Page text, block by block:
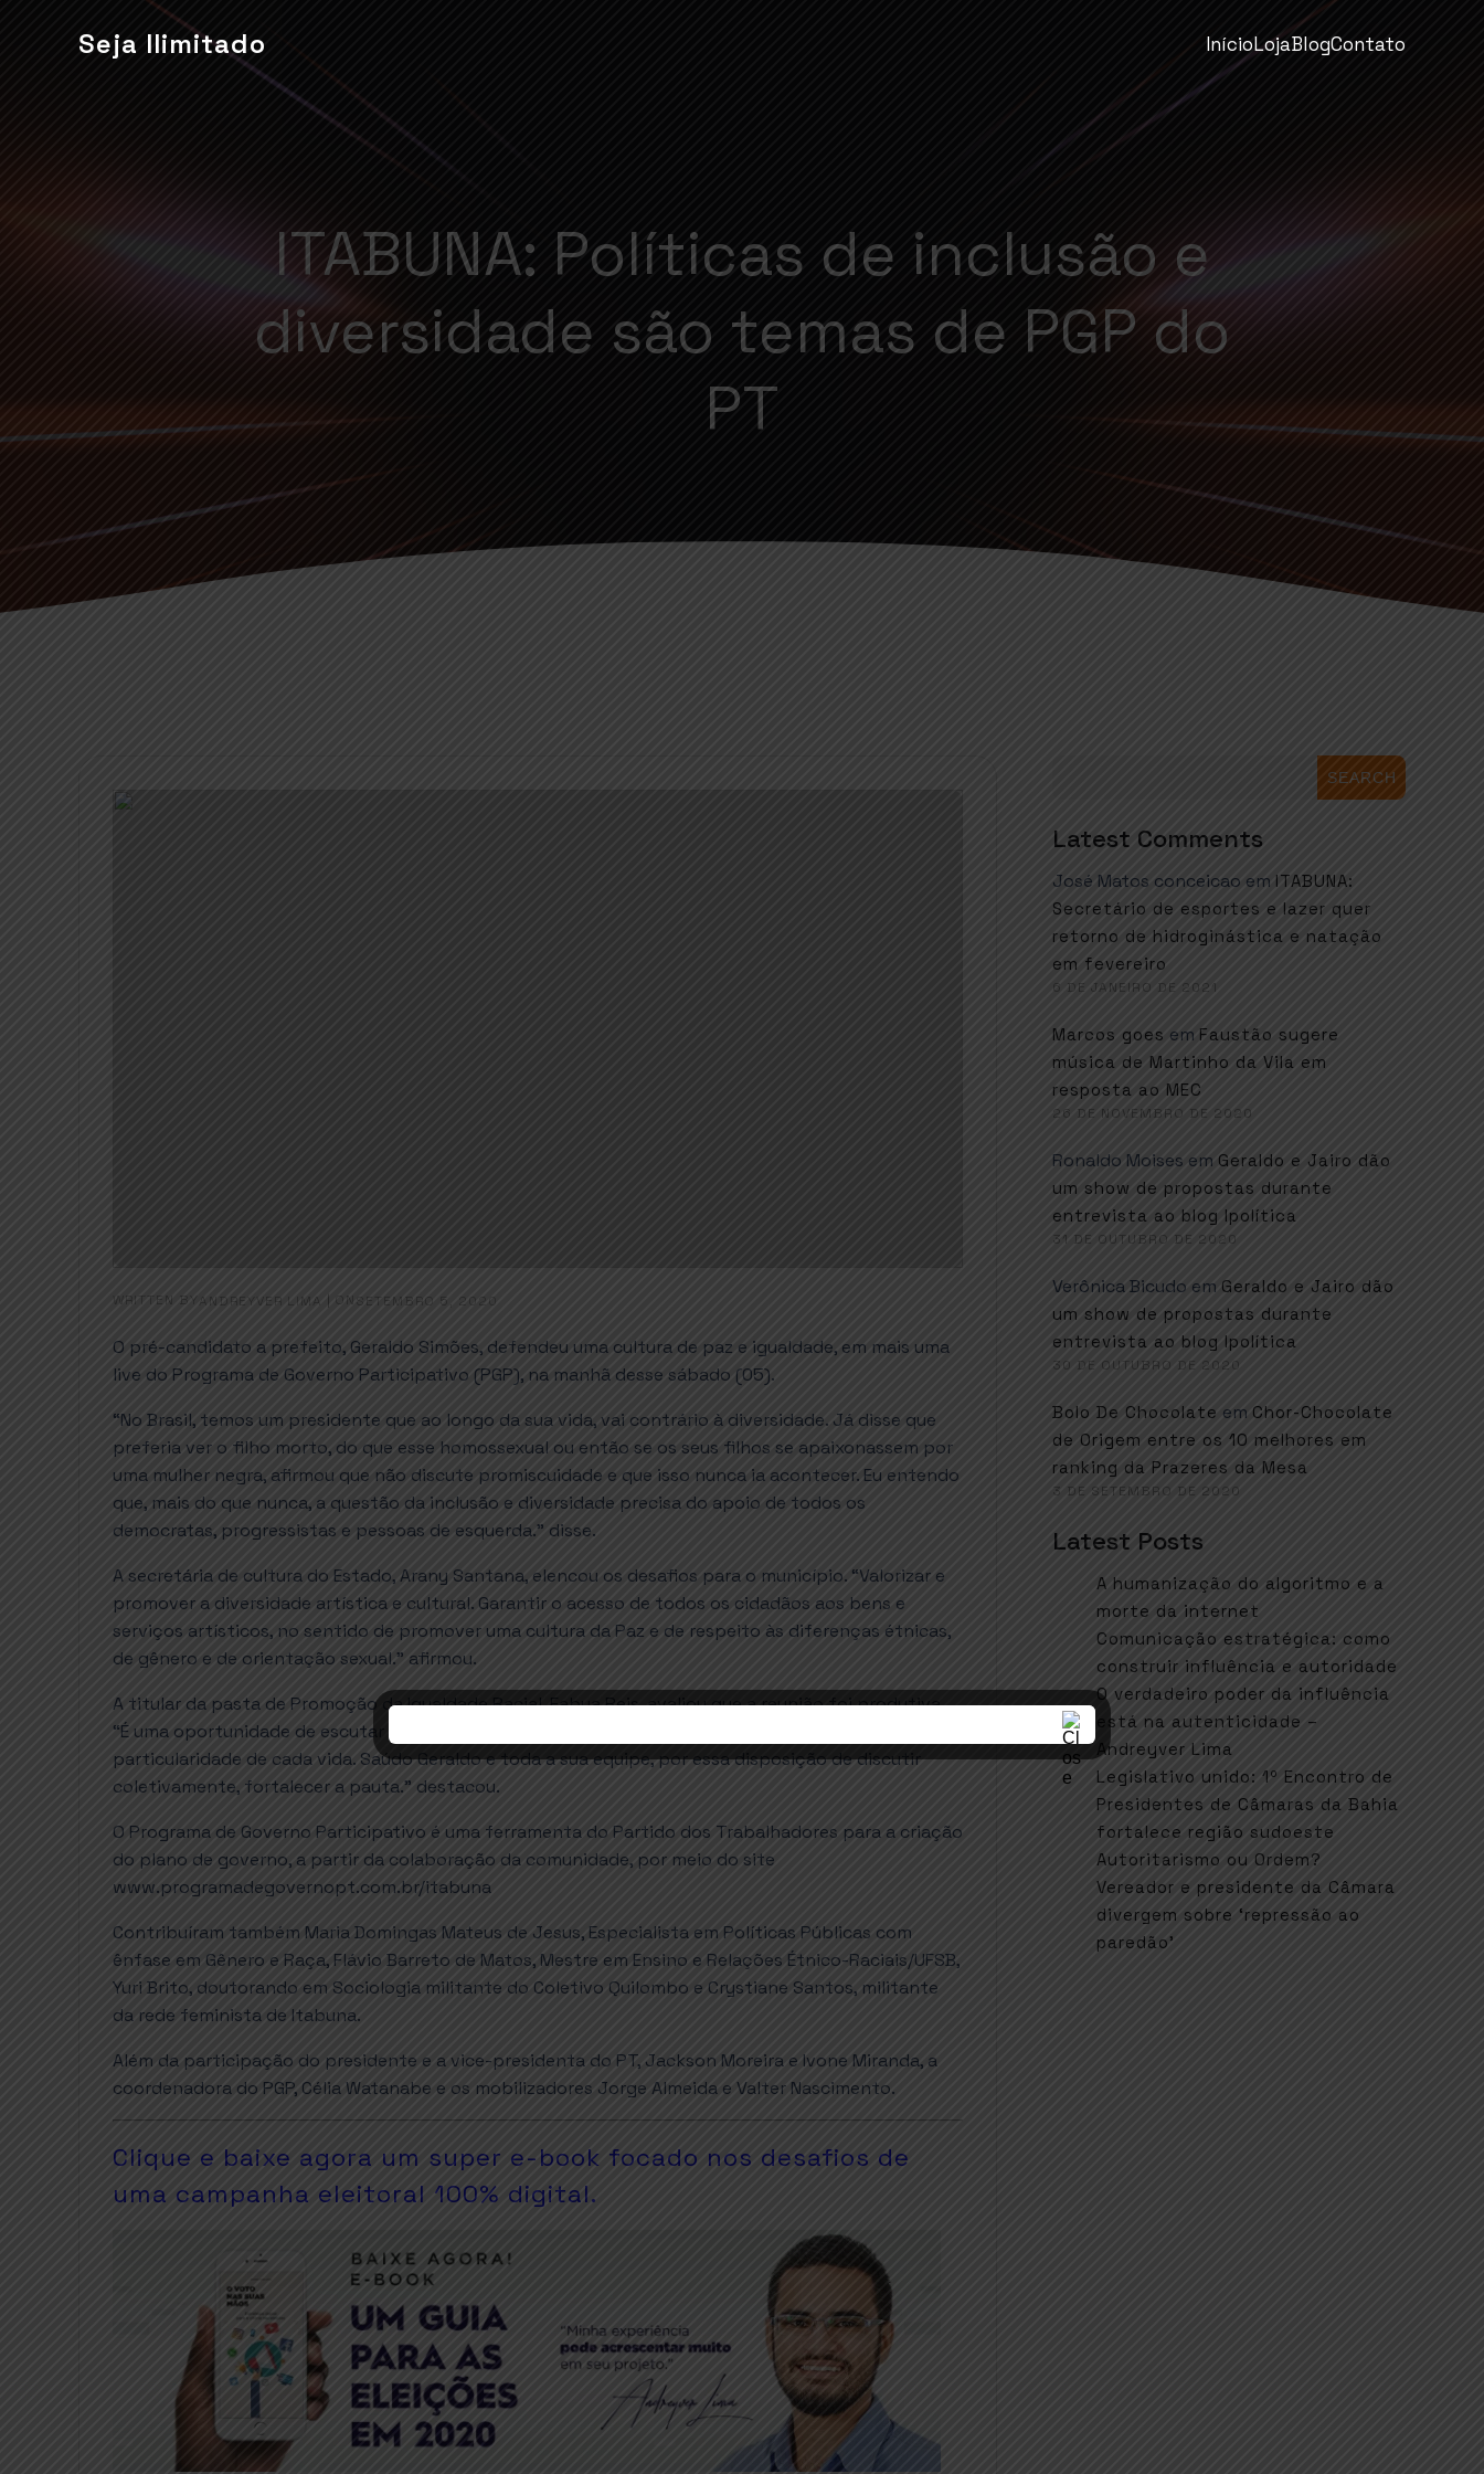
Seja Ilimitado InícioLojaBlogContato
ITABUNA: Políticas de inclusão e
diversidade são temas de PGP do
PT
WRITTEN BY ANDREYVER LIMA ON SETEMBRO 5, 2020
O pré-candidato a prefeito, Geraldo Simões, defendeu uma cultura de paz e igualdade, em mais uma
live do Programa de Governo Participativo (PGP), na manhã desse sábado (05).
“No Brasil, temos um presidente que ao longo da sua vida, vai contrário à diversidade. Já disse que
preferia ver o filho morto, do que esse homossexual ou então se os seus filhos se apaixonassem por
uma mulher negra, afirmou que não discute promiscuidade e que isso nunca ia acontecer. Eu entendo
que, mais do que nunca, a questão da inclusão e diversidade precisa do apoio de todos os
democratas, progressistas e pessoas de esquerda.” disse.
A secretária de cultura do Estado, Arany Santana, elencou os desafios para o município. “Valorizar e
promover a diversidade artística e cultural. Garantir o acesso de todos os cidadãos aos bens e
serviços artísticos, no sentido de promover uma cultura da Paz e de respeito às diferenças étnicas,
de gênero e de orientação sexual.” afirmou.
A titular da pasta de Promoção da Igualdade Racial, Fabya Reis, avaliou que a reunião foi produtiva.
“É uma oportunidade de escutar todos e todas, a partir dos seus lugares de fala, cada
particularidade de cada vida. Saúdo Geraldo e toda a sua equipe, por essa disposição de discutir
coletivamente, fortalecer a pauta.” destacou.
O Programa de Governo Participativo é uma ferramenta do Partido dos Trabalhadores para a criação
do plano de governo, a partir da colaboração da comunidade, por meio do site
www.programadegovernopt.com.br/itabuna
Contribuíram também Maria Domingas Mateus de Jesus, Especialista em Políticas Públicas com
ênfase em Gênero e Raça, Flávio Barreto de Matos, Mestre em Ensino e Relações Étnico-Raciais/UFSB,
Yuri Brito, doutorando em Sociologia militante do Coletivo Quilombo e Crystiane Santos, militante
da rede feminista de Itabuna.
Além da participação do presidente e a vice-presidenta do PT, Jackson Moreira e Ivone Miranda, a
coordenadora do PGP, Célia Watanabe e os mobilizadores Jorge Almeida e Valter Nascimento.
Clique e baixe agora um super e-book focado nos desafios de
uma campanha eleitoral 100% digital.
SEARCH
Latest Comments
José Matos conceicao em ITABUNA:
Secretário de esportes e lazer quer
retorno de hidroginástica e natação
em fevereiro
6 DE JANEIRO DE 2021
Marcos goes em Faustão sugere
música de Martinho da Vila em
resposta ao MEC
26 DE NOVEMBRO DE 2020
Ronaldo Moises em Geraldo e Jairo dão
um show de propostas durante
entrevista ao blog Ipolítica
31 DE OUTUBRO DE 2020
Verônica Bicudo em Geraldo e Jairo dão
um show de propostas durante
entrevista ao blog Ipolítica
30 DE OUTUBRO DE 2020
Bolo De Chocolate em Chor-Chocolate
de Origem entre os 10 melhores em
ranking da Prazeres da Mesa
3 DE SETEMBRO DE 2020
Latest Posts
A humanização do algoritmo e a
morte da internet
Comunicação estratégica: como
construir influência e autoridade
O verdadeiro poder da influência
está na autenticidade –
Andreyver Lima
Legislativo unido: 1º Encontro de
Presidentes de Câmaras da Bahia
fortalece região sudoeste
Autoritarismo ou Ordem?
Vereador e presidente da Câmara
divergem sobre ‘repressão ao
paredão’